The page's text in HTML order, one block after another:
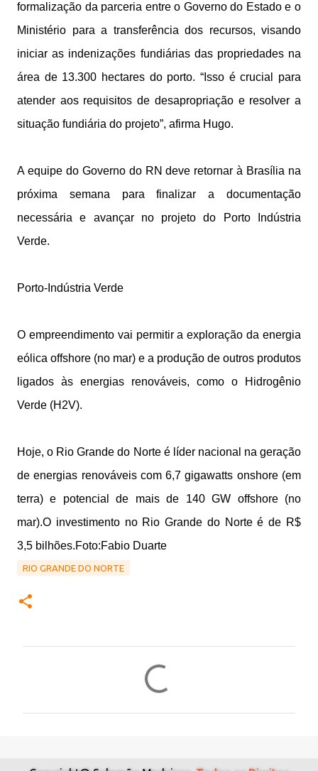
formalização da parceria entre o Governo do Estado e o
Ministério para a transferência dos recursos, visando
iniciar as indenizações fundiárias das propriedades na
área de 13.300 hectares do porto. “Isso é crucial para
atender aos requisitos de desapropriação e resolver a
situação fundiária do projeto”, afirma Hugo.
A equipe do Governo do RN deve retornar à Brasília na
próxima semana para finalizar a documentação
necessária e avançar no projeto do Porto Indústria
Verde.
Porto-Indústria Verde
O empreendimento vai permitir a exploração da energia
eólica offshore (no mar) e a produção de outros produtos
ligados às energias renováveis, como o Hidrogênio
Verde (H2V).
Hoje, o Rio Grande do Norte é líder nacional na geração
de energias renováveis com 6,7 gigawatts onshore (em
terra) e potencial de mais de 140 GW offshore (no
mar).O investimento no Rio Grande do Norte é de R$
3,5 bilhões.Foto:Fabio Duarte
RIO GRANDE DO NORTE